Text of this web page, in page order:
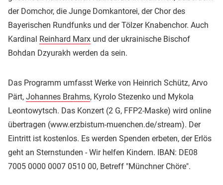
der Domchor, die Junge Domkantorei, der Chor des
Bayerischen Rundfunks und der Tölzer Knabenchor. Auch
Kardinal Reinhard Marx und der ukrainische Bischof
Bohdan Dzyurakh werden da sein.
Das Programm umfasst Werke von Heinrich Schütz, Arvo
Pärt, Johannes Brahms, Kyrolo Stezenko und Mykola
Leontowytsch. Das Konzert (2 G, FFP2-Maske) wird online
übertragen (www.erzbistum-muenchen.de/stream). Der
Eintritt ist kostenlos. Es werden Spenden erbeten, der Erlös
geht an Sternstunden - Wir helfen Kindern. IBAN: DE08
7005 0000 0007 0510 00, Betreff "Münchner Chöre".